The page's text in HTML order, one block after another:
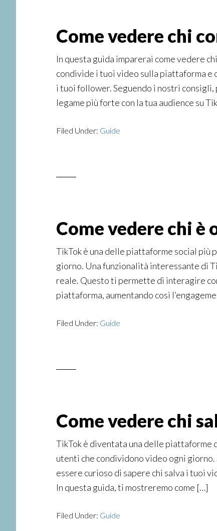
Come vedere chi
In questa guida imparerai come vedere
condivide i tuoi video sulla piattaforma
i tuoi follower. Seguendo i nostri
legame più forte con la tua audience su
Filed Under: Guide
Come vedere chi
TikTok è una delle piattaforme social più
giorno. Una funzionalità interessante di
reale. Questo ti permette di interagire
piattaforma, aumentando così
Filed Under: Guide
Come vedere chi
TikTok è diventata una delle piattaforme
utenti che condividono video ogni
essere curioso di sapere chi salva i tuoi
In questa guida, ti mostreremo come […]
Filed Under: Guide